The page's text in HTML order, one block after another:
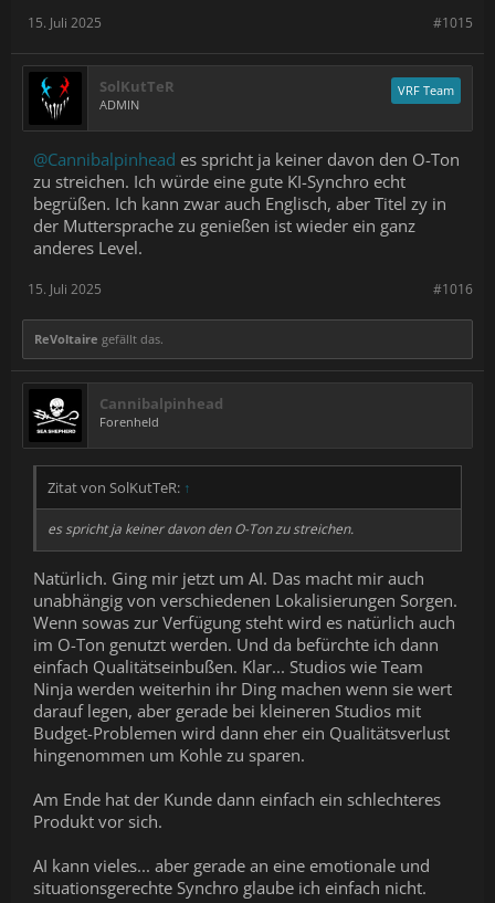
#1015
15. Juli 2025
SolKutTeR
ADMIN
VRF Team
@Cannibalpinhead es spricht ja keiner davon den O-Ton
zu streichen. Ich würde eine gute KI-Synchro echt
begrüßen. Ich kann zwar auch Englisch, aber Titel zy in
der Muttersprache zu genießen ist wieder ein ganz
anderes Level.
#1016
15. Juli 2025
ReVoltaire gefällt das.
Cannibalpinhead
Forenheld
Zitat von SolKutTeR: ↑
es spricht ja keiner davon den O-Ton zu streichen.
Natürlich. Ging mir jetzt um AI. Das macht mir auch
unabhängig von verschiedenen Lokalisierungen Sorgen.
Wenn sowas zur Verfügung steht wird es natürlich auch
im O-Ton genutzt werden. Und da befürchte ich dann
einfach Qualitätseinbußen. Klar... Studios wie Team
Ninja werden weiterhin ihr Ding machen wenn sie wert
darauf legen, aber gerade bei kleineren Studios mit
Budget-Problemen wird dann eher ein Qualitätsverlust
hingenommen um Kohle zu sparen.
Am Ende hat der Kunde dann einfach ein schlechteres
Produkt vor sich.
AI kann vieles... aber gerade an eine emotionale und
situationsgerechte Synchro glaube ich einfach nicht.